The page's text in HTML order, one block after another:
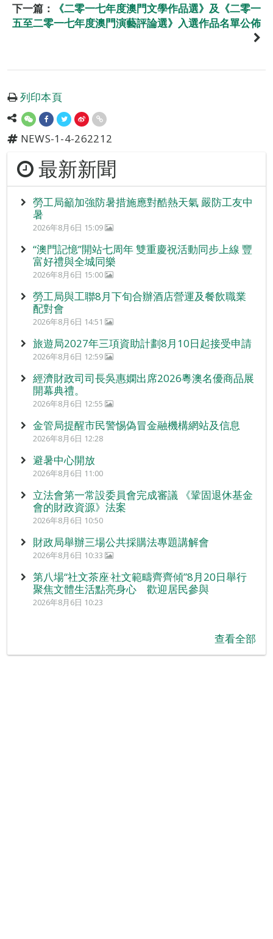
下一篇：
《二零一七年度澳門文學作品選》及《二零一
五至二零一七年度澳門演藝評論選》入選作品名單公佈
列印本頁
NEWS-1-4-262212
最新新聞
勞工局籲加強防暑措施應對酷熱天氣 嚴防工友中
暑
2026年8月6日 15:09
“澳門記憶”開站七周年 雙重慶祝活動同步上線 豐
富好禮與全城同樂
2026年8月6日 15:00
勞工局與工聯8月下旬合辦酒店營運及餐飲職業
配對會
2026年8月6日 14:51
旅遊局2027年三項資助計劃8月10日起接受申請
2026年8月6日 12:59
經濟財政司司長吳惠嫻出席2026粵澳名優商品展
開幕典禮。
2026年8月6日 12:55
金管局提醒市民警惕偽冒金融機構網站及信息
2026年8月6日 12:28
避暑中心開放
2026年8月6日 11:00
立法會第一常設委員會完成審議 《鞏固退休基金
會的財政資源》法案
2026年8月6日 10:50
財政局舉辦三場公共採購法專題講解會
2026年8月6日 10:33
第八場“社文茶座‧社文範疇齊齊傾”8月20日舉行
聚焦文體生活點亮身心 歡迎居民參與
2026年8月6日 10:23
查看全部